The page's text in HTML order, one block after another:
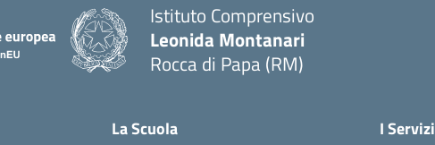
Istituto Comprensivo
Leonida Montanari
Rocca di Papa (RM)
La Scuola I Servizi